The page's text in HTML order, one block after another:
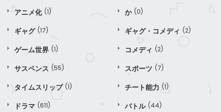
アニメ化 (1) か (0)
ギャグ (17) ギャグ・コメディ (2)
ゲーム世界 (1) コメディ (2)
サスペンス (55) スポーツ (7)
タイムスリップ (1) チート能力 (1)
ドラマ (611) バトル (44)